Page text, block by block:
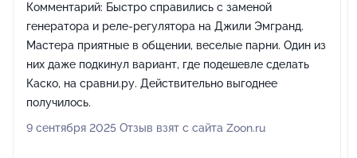
Комментарий: Быстро справились с заменой
генератора и реле-регулятора на Джили Эмгранд.
Мастера приятные в общении, веселые парни. Один из
них даже подкинул вариант, где подешевле сделать
Каско, на сравни.ру. Действительно выгоднее
получилось.
9 сентября 2025 Отзыв взят с сайта Zoon.ru